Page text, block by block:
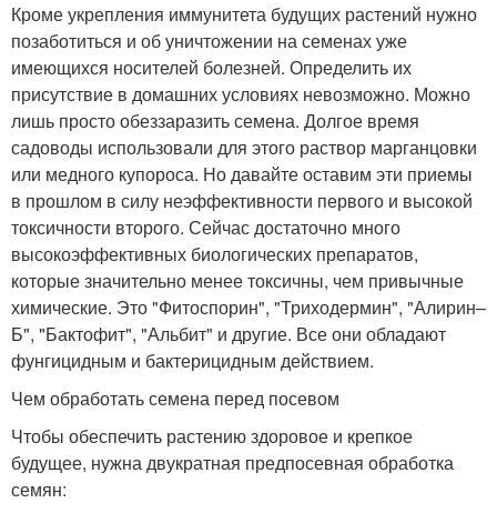
Кроме укрепления иммунитета будущих растений нужно
позаботиться и об уничтожении на семенах уже
имеющихся носителей болезней. Определить их
присутствие в домашних условиях невозможно. Можно
лишь просто обеззаразить семена. Долгое время
садоводы использовали для этого раствор марганцовки
или медного купороса. Но давайте оставим эти приемы
в прошлом в силу неэффективности первого и высокой
токсичности второго. Сейчас достаточно много
высокоэффективных биологических препаратов,
которые значительно менее токсичны, чем привычные
химические. Это "Фитоспорин", "Триходермин", "Алирин–
Б", "Бактофит", "Альбит" и другие. Все они обладают
фунгицидным и бактерицидным действием.
Чем обработать семена перед посевом
Чтобы обеспечить растению здоровое и крепкое
будущее, нужна двукратная предпосевная обработка
семян: